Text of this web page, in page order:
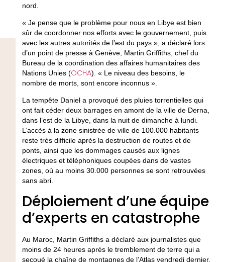
nord.
« Je pense que le problème pour nous en Libye est bien
sûr de coordonner nos efforts avec le gouvernement, puis
avec les autres autorités de l’est du pays », a déclaré lors
d’un point de presse à Genève, Martin Griffiths, chef du
Bureau de la coordination des affaires humanitaires des
Nations Unies (OCHA). « Le niveau des besoins, le
nombre de morts, sont encore inconnus ».
La tempête Daniel a provoqué des pluies torrentielles qui
ont fait céder deux barrages en amont de la ville de Derna,
dans l’est de la Libye, dans la nuit de dimanche à lundi.
L’accès à la zone sinistrée de ville de 100.000 habitants
reste très difficile après la destruction de routes et de
ponts, ainsi que les dommages causés aux lignes
électriques et téléphoniques coupées dans de vastes
zones, où au moins 30.000 personnes se sont retrouvées
sans abri.
Déploiement d’une équipe
d’experts en catastrophe
Au Maroc, Martin Griffiths a déclaré aux journalistes que
moins de 24 heures après le tremblement de terre qui a
secoué la chaîne de montagnes de l’Atlas vendredi dernier,